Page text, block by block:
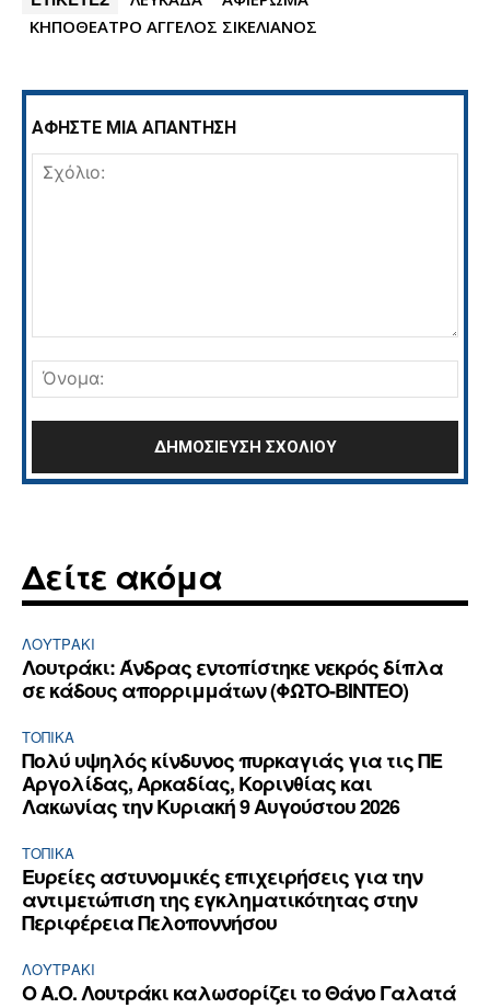
ΚΗΠΟΘΕΑΤΡΟ ΑΓΓΕΛΟΣ ΣΙΚΕΛΙΑΝΟΣ
ΑΦΗΣΤΕ ΜΙΑ ΑΠΑΝΤΗΣΗ
Δείτε ακόμα
ΛΟΥΤΡΆΚΙ
Λουτράκι: Άνδρας εντοπίστηκε νεκρός δίπλα
σε κάδους απορριμμάτων (ΦΩΤΟ-ΒΙΝΤΕΟ)
ΤΟΠΙΚΑ
Πολύ υψηλός κίνδυνος πυρκαγιάς για τις ΠΕ
Αργολίδας, Αρκαδίας, Κορινθίας και
Λακωνίας την Κυριακή 9 Αυγούστου 2026
ΤΟΠΙΚΑ
Ευρείες αστυνομικές επιχειρήσεις για την
αντιμετώπιση της εγκληματικότητας στην
Περιφέρεια Πελοποννήσου
ΛΟΥΤΡΆΚΙ
Ο Α.Ο. Λουτράκι καλωσορίζει το Θάνο Γαλατά